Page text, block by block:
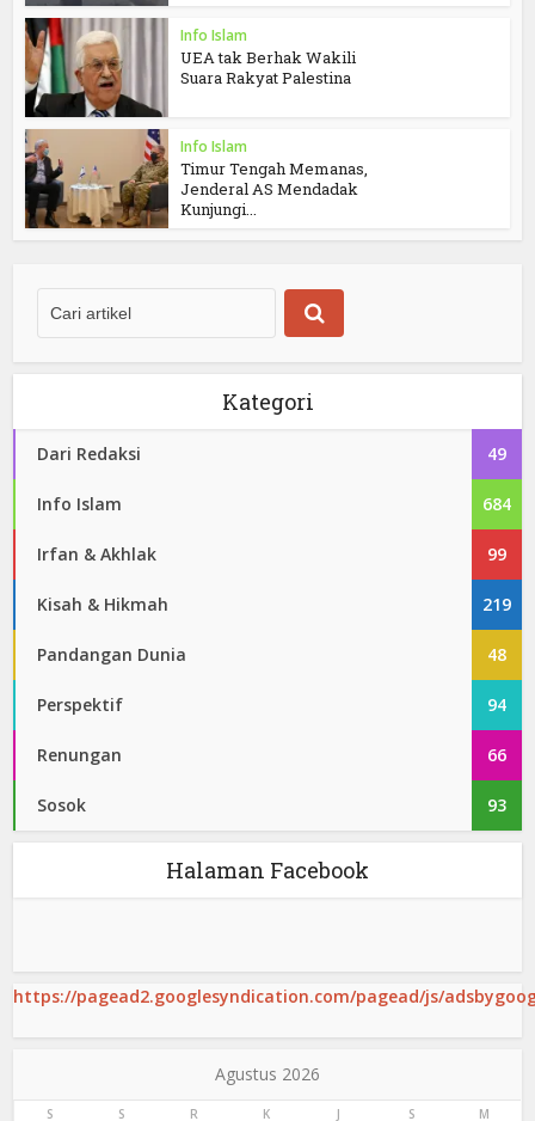
Info Islam
UEA tak Berhak Wakili
Suara Rakyat Palestina
Info Islam
Timur Tengah Memanas,
Jenderal AS Mendadak
Kunjungi...
Kategori
Dari Redaksi 49
Info Islam 684
Irfan & Akhlak 99
Kisah & Hikmah 219
Pandangan Dunia 48
Perspektif 94
Renungan 66
Sosok 93
Halaman Facebook
https://pagead2.googlesyndication.com/pagead/js/
Agustus 2026
S S R K J S M